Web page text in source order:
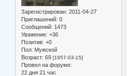
Зарегистрирован: 2011-04-27
Приглашений: 0
Сообщений: 1473
Уважение: +36
Позитив: +0
Пол: Мужской
Возраст: 69 [1957-03-15]
Провел на форуме:
22 дня 21 час